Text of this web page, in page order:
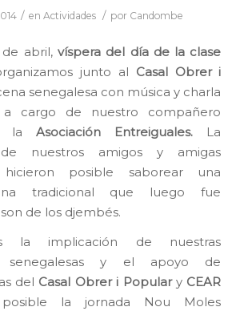
/ en Actividades / por Candombe
de abril, víspera del día de la clase
junto al Casal Obrer i
senegalesa con música y charla
a cargo de nuestro compañero
laAsociación Entreiguales. La
de nuestros amigos y amigas
hicieron posible saborear una
tradicional que luego fue
de los djembés.
la implicación de nuestras
senegalesas y el apoyo de
del Casal Obrer i Populary CEAR
la jornada Nou Moles